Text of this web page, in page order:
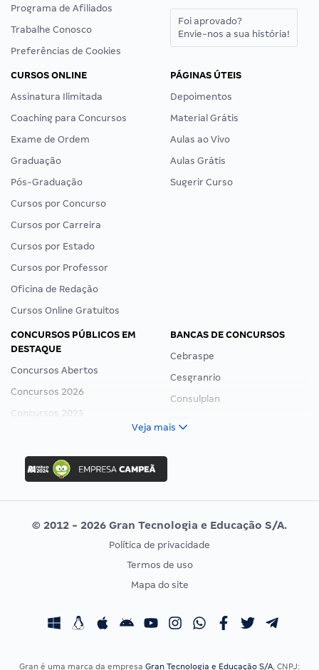
Programa de Afiliados
Trabalhe Conosco
Preferências de Cookies
Foi aprovado?
Envie-nos a sua história!
CURSOS ONLINE
Assinatura Ilimitada
Coaching para Concursos
Exame de Ordem
Graduação
Pós-Graduação
Cursos por Concurso
Cursos por Carreira
Cursos por Estado
Cursos por Professor
Oficina de Redação
Cursos Online Gratuitos
PÁGINAS ÚTEIS
Depoimentos
Material Grátis
Aulas ao Vivo
Aulas Grátis
Sugerir Curso
CONCURSOS PÚBLICOS EM
DESTAQUE
Concursos Abertos
Concursos 2026
Concursos 2025
Concurso Ibama
Concurso MPU
Editais publicados
BANCAS DE CONCURSOS
Cebraspe
Cesgranrio
Consulplan
Vunesp
CONCURSOS POR PROFISSÃO
Concursos Fiscais
EXAME DE ORDEM
Calendário OAB
Veja mais
© 2012 - 2026 Gran Tecnologia e Educação S/A.
Política de privacidade
Termos de uso
Mapa do site
Gran é uma marca da empresa Gran Tecnologia e Educação S/A, CNPJ: